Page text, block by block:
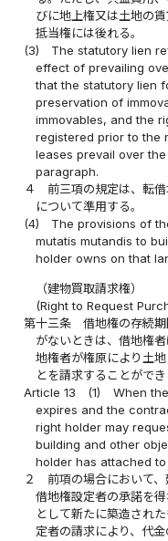
びに地上権又は土地の
抵当権には後れる。
(3)
The statutory lien
effect of prevailing
that the statutory lien
preservation of
immovables, and the
registered prior to the
leases prevail over
paragraph.
４
前三項の規定は、転
について準用する。
(4)
The provisions of
mutatis mutandis to
holder owns on that
（建物買取請求権）
(Right to Request
第十三条
借地権の存続
がないときは、借地権
地権者が権原により土
とを請求することができ
Article 13
(1)
When
expires and the
right holder may
building and other
holder has attached
２
前項の場合において
借地権設定者の承諾を
として新たに築造され
定者の請求により、代